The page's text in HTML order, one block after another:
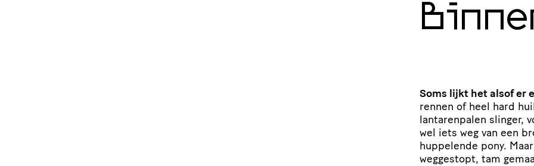
Soms lijkt het alsof er
rennen of heel hard
lantarenpalen slinger,
wel iets weg van een
huppelende pony.
weggestopt, tam